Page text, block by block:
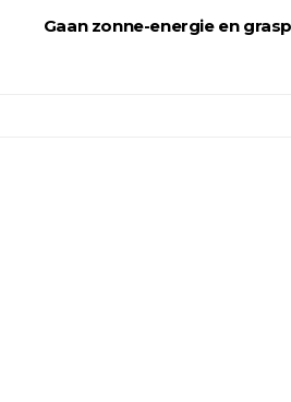
Gaan zonne-energie en